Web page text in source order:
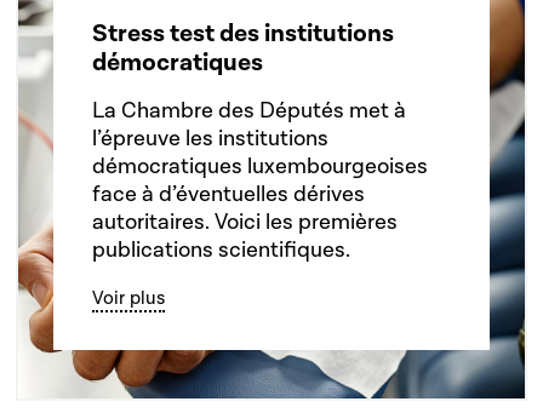
Stress test des institutions
démocratiques
La Chambre des Députés met à
l’épreuve les institutions
démocratiques luxembourgeoises
face à d’éventuelles dérives
autoritaires. Voici les premières
publications scientifiques.
Voir plus